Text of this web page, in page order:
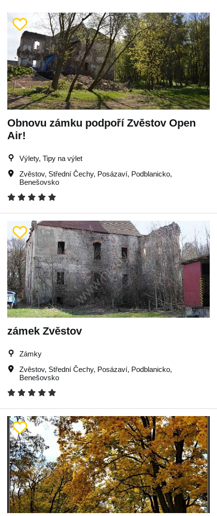
Obnovu zámku podpoří Zvěstov Open
Air!
Výlety, Tipy na výlet
Zvěstov, Střední Čechy, Posázaví, Podblanicko,
Benešovsko
zámek Zvěstov
Zámky
Zvěstov, Střední Čechy, Posázaví, Podblanicko,
Benešovsko